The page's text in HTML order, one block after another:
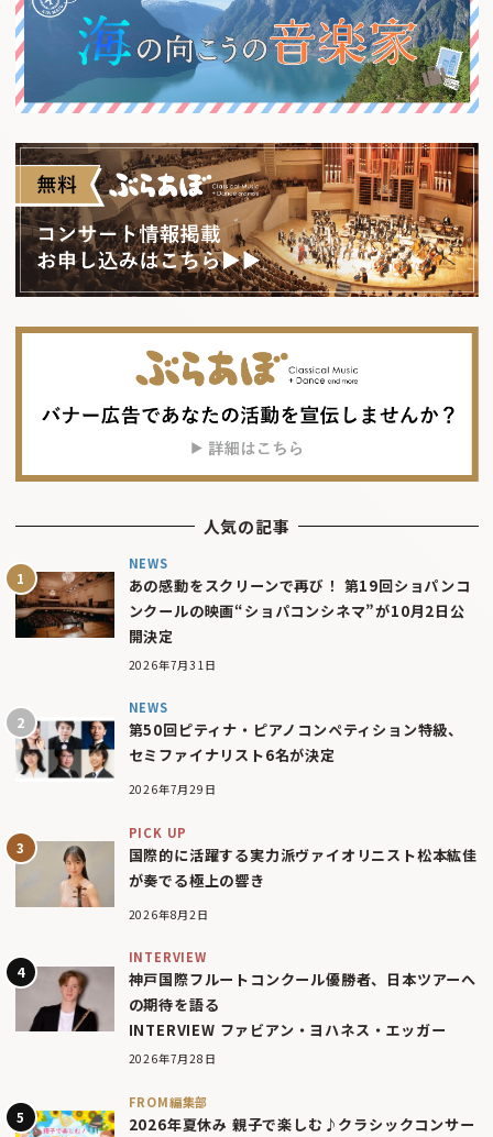
人気の記事
NEWS
あの感動をスクリーンで再び！ 第19回ショパンコ
ンクールの映画“ショパコンシネマ”が10月2日公
開決定
2026年7月31日
NEWS
第50回ピティナ・ピアノコンペティション特級、
セミファイナリスト6名が決定
2026年7月29日
PICK UP
国際的に活躍する実力派ヴァイオリニスト松本紘佳
が奏でる極上の響き
2026年8月2日
INTERVIEW
神戸国際フルートコンクール優勝者、日本ツアーへ
の期待を語る
INTERVIEW ファビアン・ヨハネス・エッガー
2026年7月28日
FROM編集部
2026年夏休み 親子で楽しむ♪クラシックコンサー